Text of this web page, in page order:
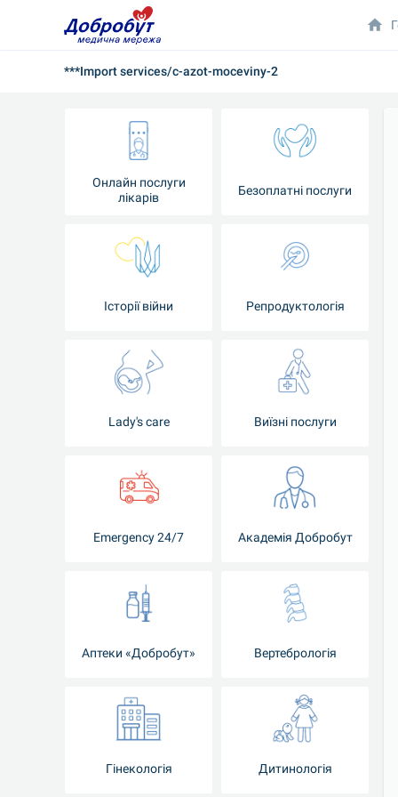
***Import services/c-azot-moceviny-2
Онлайн послуги
лікарів
Безоплатні послуги
Історії війни Репродуктологія
Lady's care Виїзні послуги
Emergency 24/7 Академія Добробут
Аптеки «Добробут» Вертебрологія
Гінекологія Дитинологія